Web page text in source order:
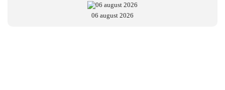
06 august 2026